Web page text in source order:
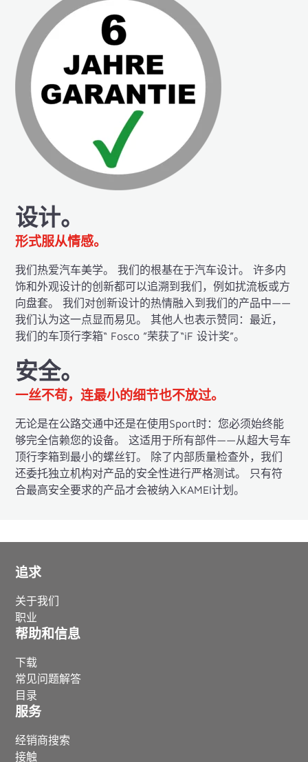
设计。
形式服从情感。
我们热爱汽车美学。 我们的根基在于汽车设计。 许多内
饰和外观设计的创新都可以追溯到我们，例如扰流板或方
向盘套。 我们对创新设计的热情融入到我们的产品中——
我们认为这一点显而易见。 其他人也表示赞同：最近，
我们的车顶行李箱“ Fosco ”荣获了“iF 设计奖”。
安全。
一丝不苟，连最小的细节也不放过。
无论是在公路交通中还是在使用Sport时：您必须始终能
够完全信赖您的设备。 这适用于所有部件——从超大号车
顶行李箱到最小的螺丝钉。 除了内部质量检查外，我们
还委托独立机构对产品的安全性进行严格测试。 只有符
合最高安全要求的产品才会被纳入KAMEI计划。
追求
关于我们
职业
帮助和信息
下载
常见问题解答
目录
服务
经销商搜索
接触